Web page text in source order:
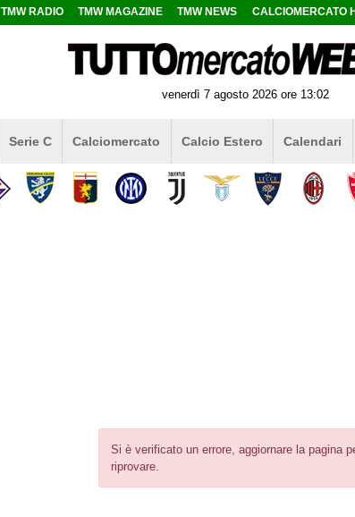
Si è verificato un errore, aggiornare la pagina
riprovare.
TMW RADIO TMW MAGAZINE TMW NEWS CALCIOMERCATO
venerdì 7 agosto 2026 ore 13:02
Serie C Calciomercato Calcio Estero Calendari